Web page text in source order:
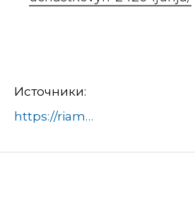
Источники:
https://riamo.ru/news/zhkh/v-podmoskove-projdut-vstrechi-gazovyh-uchastkovyh-2426-ijunja/